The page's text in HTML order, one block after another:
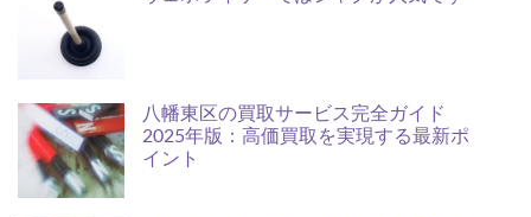
八幡東区の買取サービス完全ガイド
2025年版：高価買取を実現する最新ポ
イント